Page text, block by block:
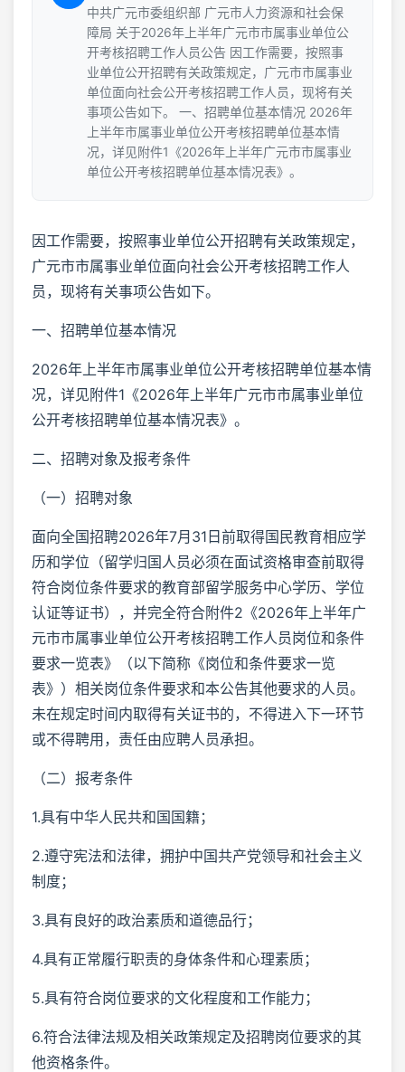
中共广元市委组织部 广元市人力资源和社会保
障局 关于2026年上半年广元市市属事业单位公
开考核招聘工作人员公告 因工作需要，按照事
业单位公开招聘有关政策规定，广元市市属事业
单位面向社会公开考核招聘工作人员，现将有关
事项公告如下。 一、招聘单位基本情况 2026年
上半年市属事业单位公开考核招聘单位基本情
况，详见附件1《2026年上半年广元市市属事业
单位公开考核招聘单位基本情况表》。
因工作需要，按照事业单位公开招聘有关政策规定，
广元市市属事业单位面向社会公开考核招聘工作人
员，现将有关事项公告如下。
一、招聘单位基本情况
2026年上半年市属事业单位公开考核招聘单位基本情
况，详见附件1《2026年上半年广元市市属事业单位
公开考核招聘单位基本情况表》。
二、招聘对象及报考条件
（一）招聘对象
面向全国招聘2026年7月31日前取得国民教育相应学
历和学位（留学归国人员必须在面试资格审查前取得
符合岗位条件要求的教育部留学服务中心学历、学位
认证等证书），并完全符合附件2《2026年上半年广
元市市属事业单位公开考核招聘工作人员岗位和条件
要求一览表》（以下简称《岗位和条件要求一览
表》）相关岗位条件要求和本公告其他要求的人员。
未在规定时间内取得有关证书的，不得进入下一环节
或不得聘用，责任由应聘人员承担。
（二）报考条件
1.具有中华人民共和国国籍；
2.遵守宪法和法律，拥护中国共产党领导和社会主义
制度；
3.具有良好的政治素质和道德品行；
4.具有正常履行职责的身体条件和心理素质；
5.具有符合岗位要求的文化程度和工作能力；
6.符合法律法规及相关政策规定及招聘岗位要求的其
他资格条件。